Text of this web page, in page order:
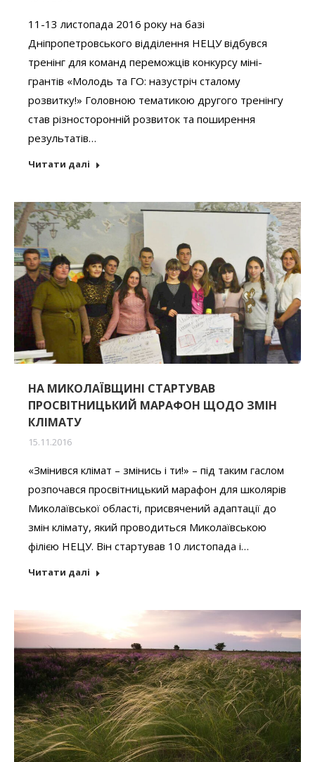
11-13 листопада 2016 року на базі
Дніпропетровського відділення НЕЦУ відбувся
тренінг для команд переможців конкурсу міні-
грантів «Молодь та ГО: назустріч сталому
розвитку!» Головною тематикою другого тренінгу
став різносторонній розвиток та поширення
результатів…
Читати далі
НА МИКОЛАЇВЩИНІ СТАРТУВАВ
ПРОСВІТНИЦЬКИЙ МАРАФОН ЩОДО ЗМІН
КЛІМАТУ
15.11.2016
«Змінився клімат – змінись і ти!» – під таким гаслом
розпочався просвітницький марафон для школярів
Миколаївської області, присвячений адаптації до
змін клімату, який проводиться Миколаївською
філією НЕЦУ. Він стартував 10 листопада і…
Читати далі